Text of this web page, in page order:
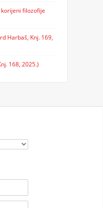
korijeni filozofije
Harbaš, Knj. 169,
168, 2025.)